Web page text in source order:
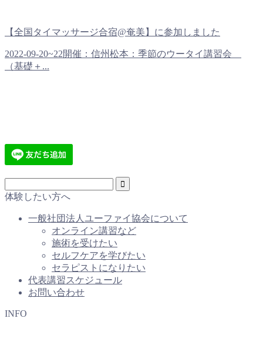
【全国タイマッサージ合宿@奄美】に参加しました
2022-09-20~22開催：信州松本：季節のウータイ講習会
（基礎＋...
体験したい方へ
一般社団法人ユーファイ協会について
オンライン講習など
施術を受けたい
セルフケアを学びたい
セラピストになりたい
代表講習スケジュール
お問い合わせ
INFO